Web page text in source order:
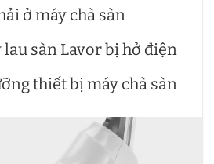
ở máy chà sàn
lau sàn Lavor bị hở điện
thiết bị máy chà sàn